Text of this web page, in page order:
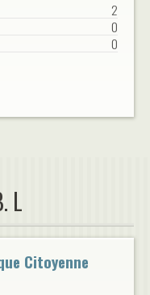
2
0
0
L
Citoyenne